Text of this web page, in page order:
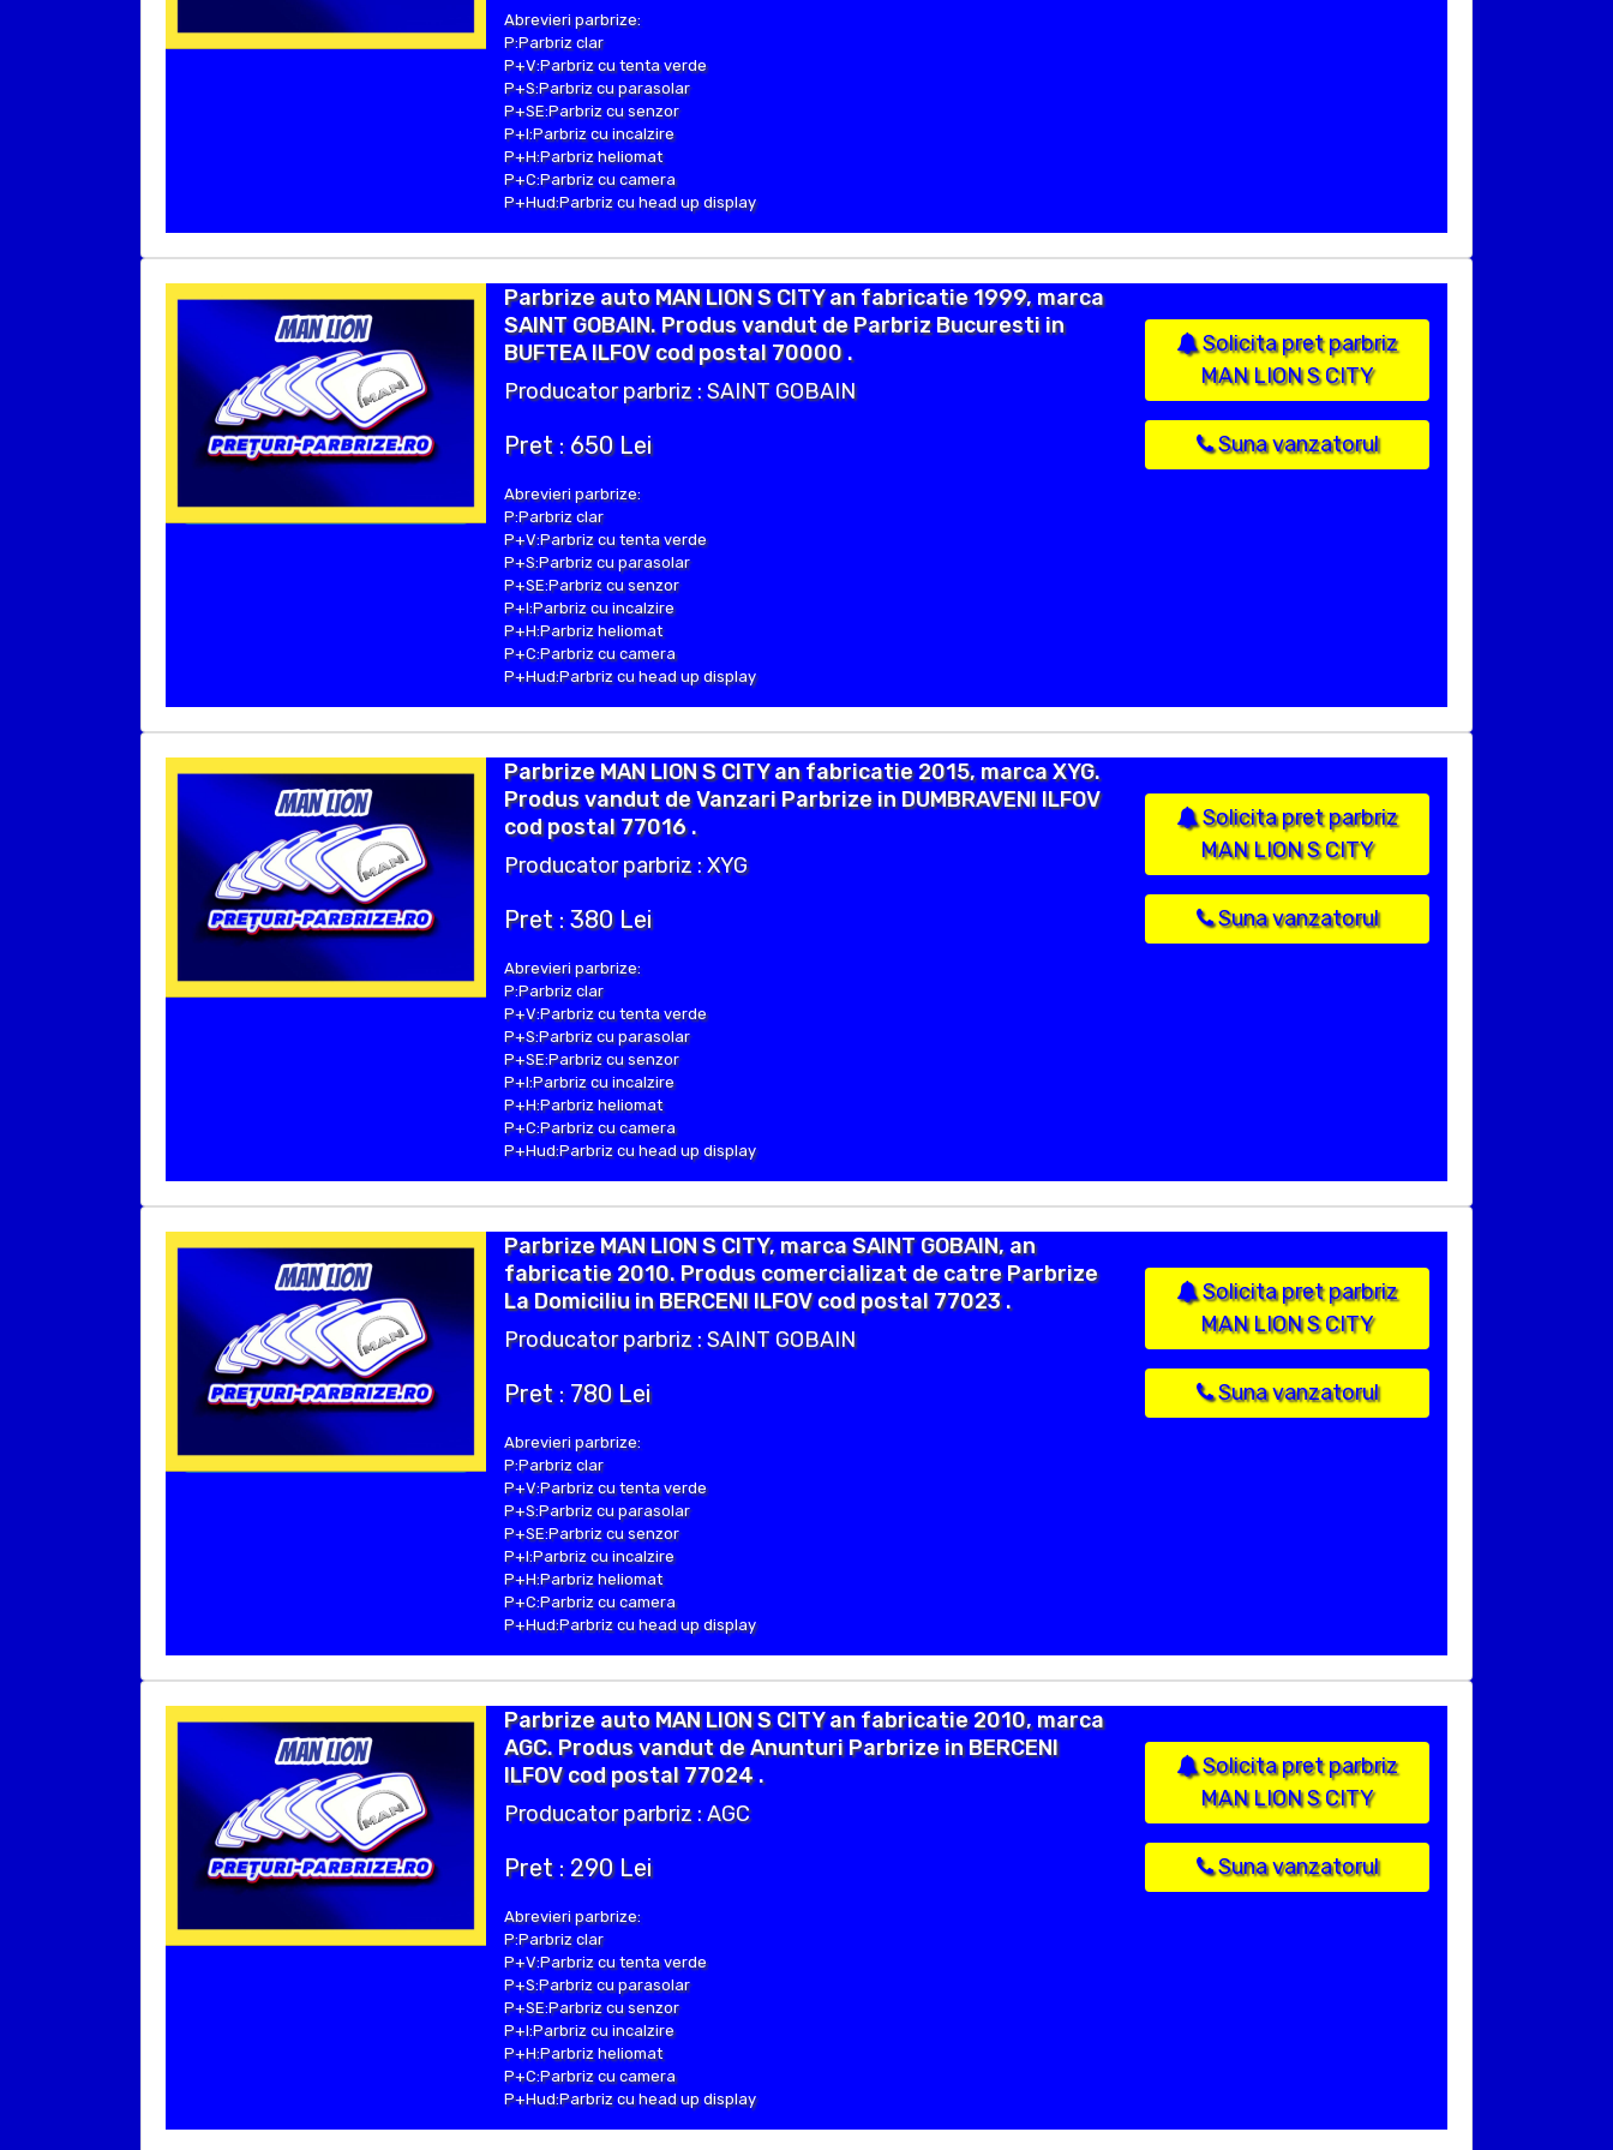
Abrevieri parbrize:
P:Parbriz clar
P+V:Parbriz cu tenta verde
P+S:Parbriz cu parasolar
P+SE:Parbriz cu senzor
P+I:Parbriz cu incalzire
P+H:Parbriz heliomat
P+C:Parbriz cu camera
P+Hud:Parbriz cu head up display
Parbrize auto MAN LION S CITY an fabricatie 1999, marca
SAINT GOBAIN. Produs vandut de Parbriz Bucuresti in
BUFTEA ILFOV cod postal 70000 .
Producator parbriz : SAINT GOBAIN
Pret : 650 Lei
Abrevieri parbrize:
P:Parbriz clar
P+V:Parbriz cu tenta verde
P+S:Parbriz cu parasolar
P+SE:Parbriz cu senzor
P+I:Parbriz cu incalzire
P+H:Parbriz heliomat
P+C:Parbriz cu camera
P+Hud:Parbriz cu head up display
Solicita pret parbriz
MAN LION S CITY
Suna vanzatorul
Parbrize MAN LION S CITY an fabricatie 2015, marca XYG.
Produs vandut de Vanzari Parbrize in DUMBRAVENI ILFOV
cod postal 77016 .
Producator parbriz : XYG
Pret : 380 Lei
Abrevieri parbrize:
P:Parbriz clar
P+V:Parbriz cu tenta verde
P+S:Parbriz cu parasolar
P+SE:Parbriz cu senzor
P+I:Parbriz cu incalzire
P+H:Parbriz heliomat
P+C:Parbriz cu camera
P+Hud:Parbriz cu head up display
Solicita pret parbriz
MAN LION S CITY
Suna vanzatorul
Parbrize MAN LION S CITY, marca SAINT GOBAIN, an
fabricatie 2010. Produs comercializat de catre Parbrize
La Domiciliu in BERCENI ILFOV cod postal 77023 .
Producator parbriz : SAINT GOBAIN
Pret : 780 Lei
Abrevieri parbrize:
P:Parbriz clar
P+V:Parbriz cu tenta verde
P+S:Parbriz cu parasolar
P+SE:Parbriz cu senzor
P+I:Parbriz cu incalzire
P+H:Parbriz heliomat
P+C:Parbriz cu camera
P+Hud:Parbriz cu head up display
Solicita pret parbriz
MAN LION S CITY
Suna vanzatorul
Parbrize auto MAN LION S CITY an fabricatie 2010, marca
AGC. Produs vandut de Anunturi Parbrize in BERCENI
ILFOV cod postal 77024 .
Producator parbriz : AGC
Pret : 290 Lei
Abrevieri parbrize:
P:Parbriz clar
P+V:Parbriz cu tenta verde
P+S:Parbriz cu parasolar
P+SE:Parbriz cu senzor
P+I:Parbriz cu incalzire
P+H:Parbriz heliomat
P+C:Parbriz cu camera
P+Hud:Parbriz cu head up display
Solicita pret parbriz
MAN LION S CITY
Suna vanzatorul